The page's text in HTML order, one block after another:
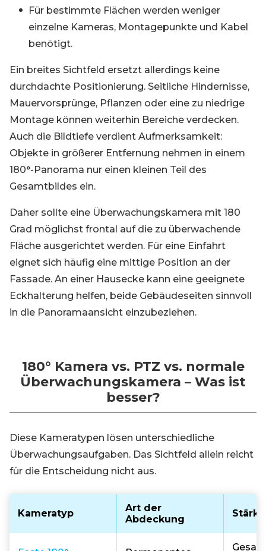
Für bestimmte Flächen werden weniger
einzelne Kameras, Montagepunkte und Kabel
benötigt.
Ein breites Sichtfeld ersetzt allerdings keine
durchdachte Positionierung. Seitliche Hindernisse,
Mauervorsprünge, Pflanzen oder eine zu niedrige
Montage können weiterhin Bereiche verdecken.
Auch die Bildtiefe verdient Aufmerksamkeit:
Objekte in größerer Entfernung nehmen in einem
180°-Panorama nur einen kleinen Teil des
Gesamtbildes ein.
Daher sollte eine Überwachungskamera mit 180
Grad möglichst frontal auf die zu überwachende
Fläche ausgerichtet werden. Für eine Einfahrt
eignet sich häufig eine mittige Position an der
Fassade. An einer Hausecke kann eine geeignete
Eckhalterung helfen, beide Gebäudeseiten sinnvoll
in die Panoramaansicht einzubeziehen.
180° Kamera vs. PTZ vs. normale
Überwachungskamera – Was ist
besser?
Diese Kameratypen lösen unterschiedliche
Überwachungsaufgaben. Das Sichtfeld allein reicht
für die Entscheidung nicht aus.
Kameratyp
Art der
Abdeckung
Stärke